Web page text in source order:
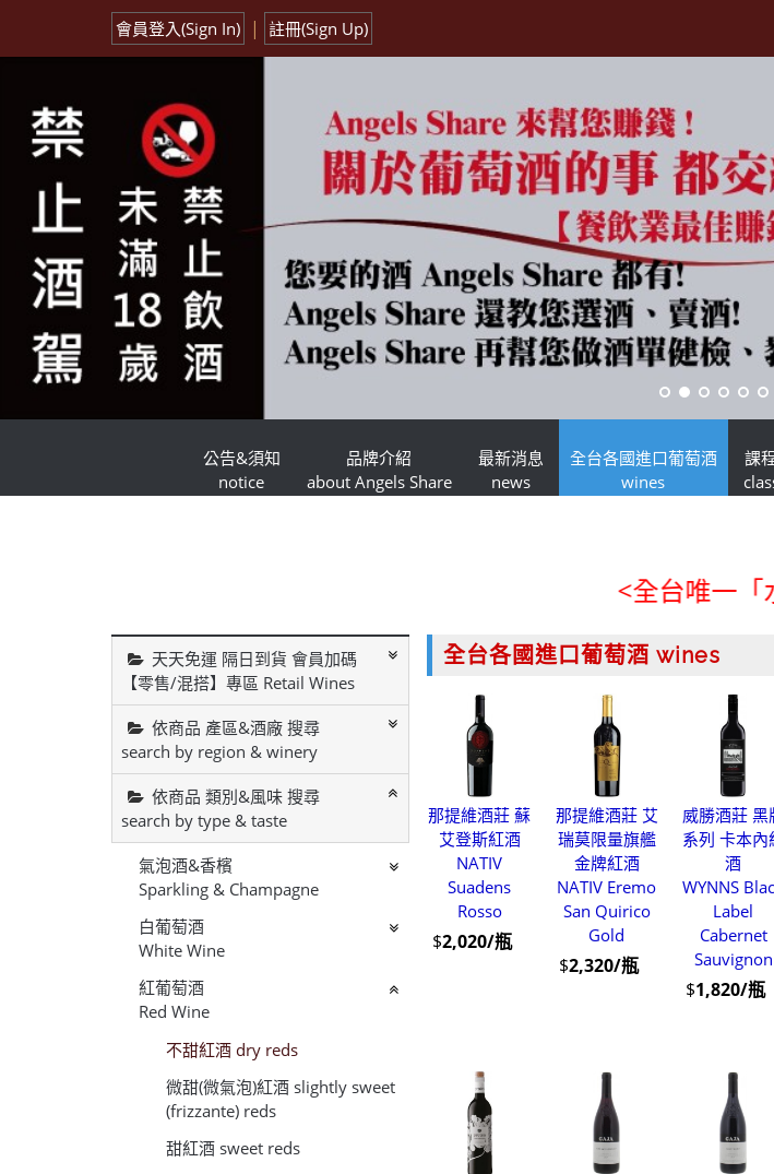
會員登入(Sign In) | 註冊(Sign Up)
公告&須知
notice
品牌介紹
about Angels Share
最新消息
news
全台各國進口葡萄酒
wines
課
<全台唯一「水平
天天免運 隔日到貨 會員加碼
【零售/混搭】專區 Retail Wines
依商品 產區&酒廠 搜尋
search by region & winery
依商品 類別&風味 搜尋
search by type & taste
氣泡酒&香檳
Sparkling & Champagne
白葡萄酒
White Wine
紅葡萄酒
Red Wine
不甜紅酒 dry reds
微甜(微氣泡)紅酒 slightly sweet
(frizzante) reds
甜紅酒 sweet reds
全台各國進口葡萄酒 wines
那提維酒莊 蘇
艾登斯紅酒
NATIV
Suadens
Rosso
$2,020/瓶
那提維酒莊 艾
瑞莫限量旗艦
金牌紅酒
NATIV Eremo
San Quirico
Gold
$2,320/瓶
威勝酒莊 黑
系列 卡本內
酒
WYNNS
Label
Cabernet
Sauvignon
$1,820/瓶